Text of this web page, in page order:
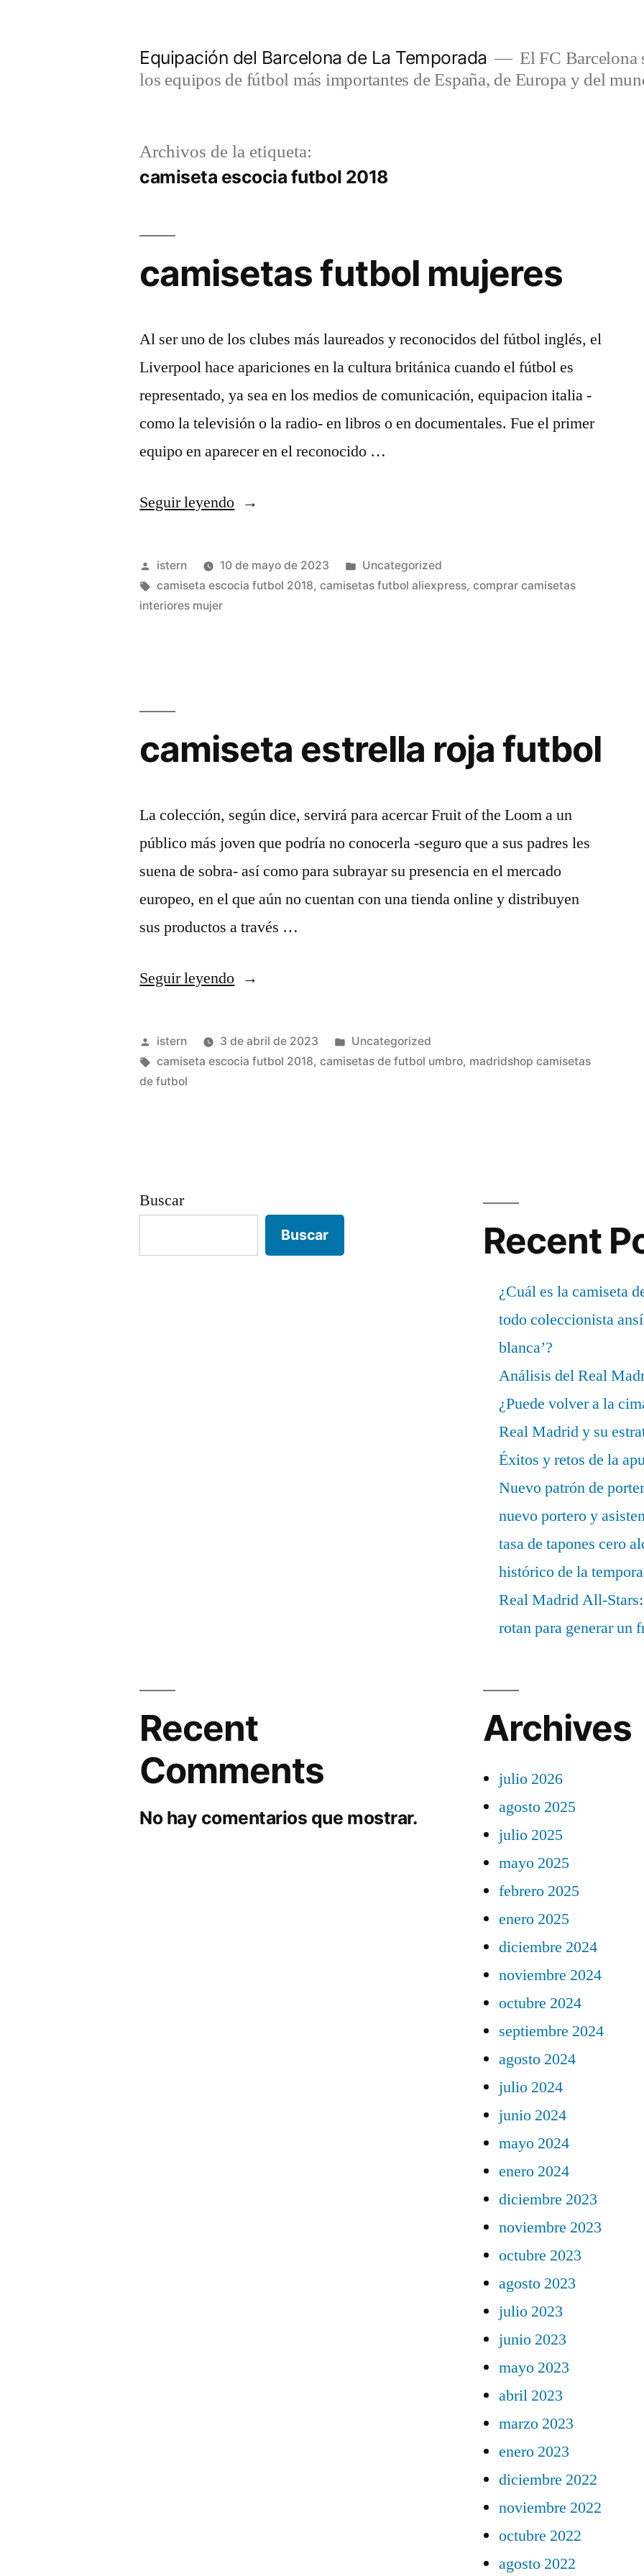
Equipación del Barcelona de La Temporada
El FC Barcelona
los equipos de fútbol más importantes de España, de Europa y del
Archivos de la etiqueta:
camiseta escocia futbol 2018
camisetas futbol mujeres
Al ser uno de los clubes más laureados y reconocidos del fútbol inglés, el
Liverpool hace apariciones en la cultura británica cuando el fútbol es
representado, ya sea en los medios de comunicación, equipacion italia -
como la televisión o la radio- en libros o en documentales. Fue el primer
equipo en aparecer en el reconocido …
Seguir leyendo«camisetas
mujeres»
Publicado
por
istern 10 de mayo de 2023
Publicado
en
Uncategorized
Etiquetas:
camiseta escocia futbol 2018,camisetas futbol aliexpress,comprar camisetas
interiores mujer
camiseta estrella roja futbol
La colección, según dice, servirá para acercar Fruit of the Loom a un
público más joven que podría no conocerla -seguro que a sus padres les
suena de sobra- así como para subrayar su presencia en el mercado
europeo, en el que aún no cuentan con una tienda online y distribuyen
sus productos a través …
Seguir leyendo«camiseta
roja
futbol»
Publicado
por
istern 3 de abril de 2023
Publicado
en
Uncategorized
Etiquetas:
camiseta escocia futbol 2018,camisetas de futbol umbro, madridshop camisetas
de futbol
Buscar
Buscar Recent
¿Cuál es la camiseta
todo coleccionista
blanca’?
Análisis del Real
¿Puede volver a la
Real Madrid y su
Éxitos y retos de la
Nuevo patrón de
nuevo portero y
tasa de tapones cero
histórico de la
Real Madrid All-
rotan para generar un
Recent
Comments
No hay comentarios que mostrar.
Archives
julio 2026
agosto 2025
julio 2025
mayo 2025
febrero 2025
enero 2025
diciembre 2024
noviembre 2024
octubre 2024
septiembre 2024
agosto 2024
julio 2024
junio 2024
mayo 2024
enero 2024
diciembre 2023
noviembre 2023
octubre 2023
agosto 2023
julio 2023
junio 2023
mayo 2023
abril 2023
marzo 2023
enero 2023
diciembre 2022
noviembre 2022
octubre 2022
agosto 2022